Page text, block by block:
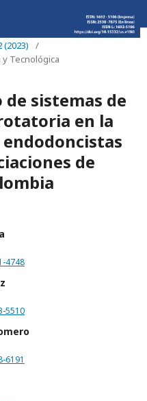
(2023)
/
Tecnológica
de sistemas de
en la
de
4748
5510
6191